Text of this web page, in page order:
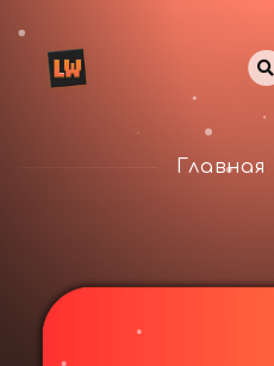
Главная